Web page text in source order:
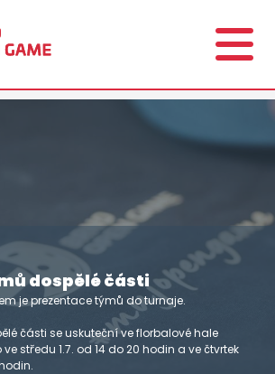
dospělé části
je prezentace týmů do turnaje.
části se uskuteční ve florbalové hale
středu 1.7. od 14 do 20 hodin a ve čtvrtek